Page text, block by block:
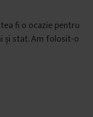
fi o ocazie pentru
și stat. Am folosit-o